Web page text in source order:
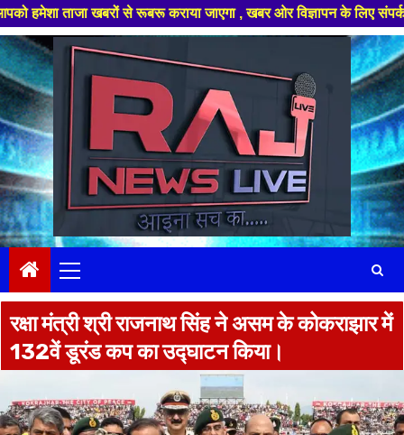
से रूबरू कराया जाएगा , खबर ओर विज्ञापन के लिए संपर्क करे +91
Skip
to
content
Menu
रक्षा मंत्री श्री राजनाथ सिंह ने असम के कोकराझार में
132वें डूरंड कप का उद्घाटन किया।